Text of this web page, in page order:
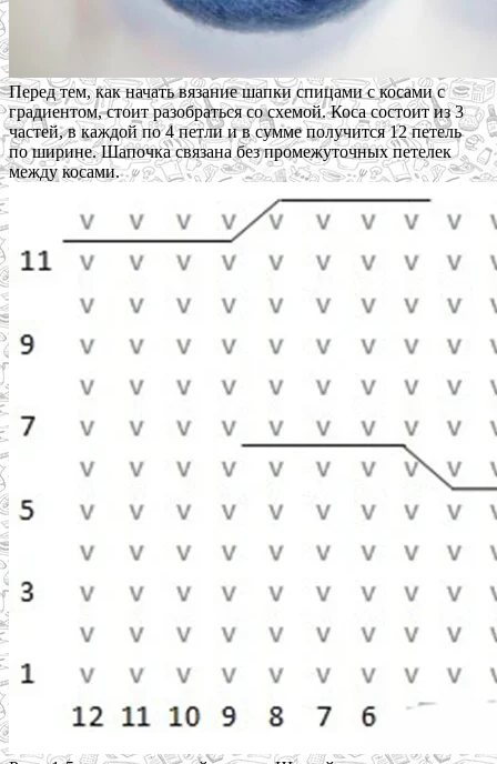
Перед тем, как начать вязание шапки спицами с косами с
градиентом, стоит разобраться со схемой. Коса состоит из 3
частей, в каждой по 4 петли и в сумме получится 12 петель
по ширине. Шапочка связана без промежуточных петелек
между косами.